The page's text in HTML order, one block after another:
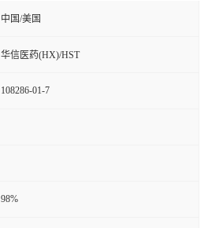
中国/美国
华信医药(HX)/HST
108286-01-7
98%